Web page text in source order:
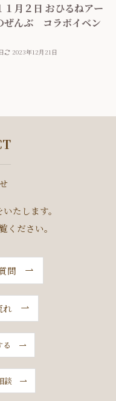
１月２日 おひるねアー
ぜんぶ コラボイベン
2023年12月21日
たします。
ください。
問
れ
談